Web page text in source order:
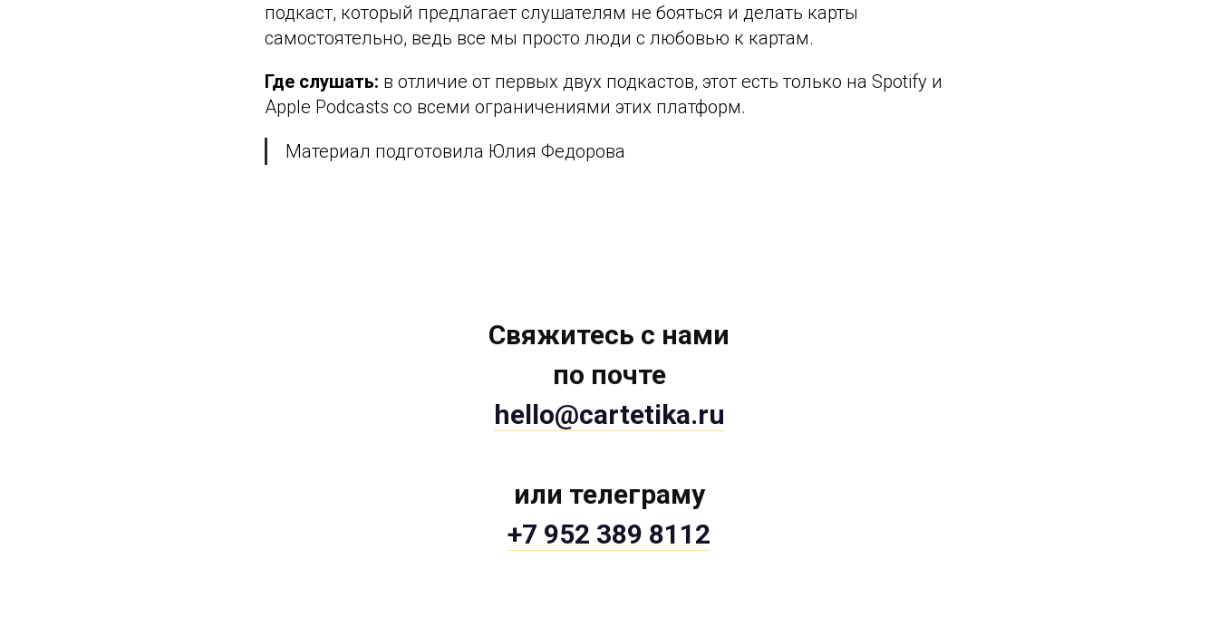
подкаст, который предлагает слушателям не бояться и делать карты
самостоятельно, ведь все мы просто люди с любовью к картам.
Где слушать: в отличие от первых двух подкастов, этот есть только на Spotify и
Apple Podcasts со всеми ограничениями этих платформ.
Материал подготовила Юлия Федорова
Свяжитесь с нами
по почте
hello@cartetika.ru
или телеграму
+7 952 389 8112